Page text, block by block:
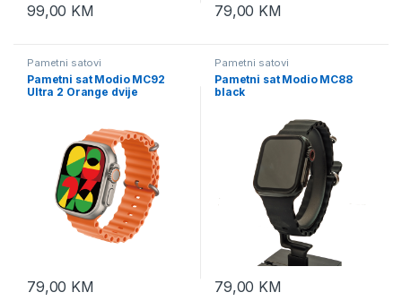
99,00 KM 79,00 KM
Pametni satovi
Pametni sat Modio MC92
Ultra 2 Orange dvije
79,00 KM
Pametni satovi
Pametni sat Modio MC88
black
79,00 KM